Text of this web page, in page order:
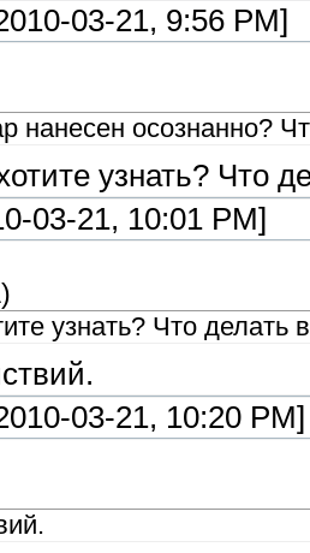
03-21, 9:56 PM]
нанесен осознанно?
узнать? Что
03-21, 10:01 PM]
)
узнать? Что делать
03-21, 10:20 PM]